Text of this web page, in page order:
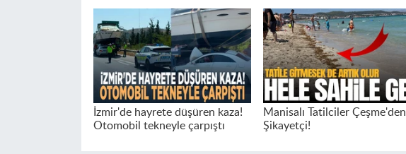
İzmir'de hayrete düşüren kaza!
Otomobil tekneyle çarpıştı
Manisalı Tatilciler Çeşme'den
Şikayetçi!